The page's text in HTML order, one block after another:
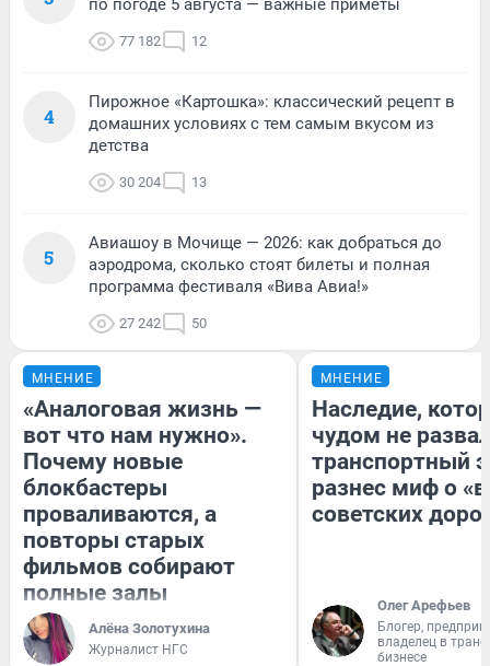
по погоде 5 августа — важные приметы
77 182 12
4
Пирожное «Картошка»: классический рецепт в
домашних условиях с тем самым вкусом из
детства
30 204 13
5
Авиашоу в Мочище — 2026: как добраться до
аэродрома, сколько стоят билеты и полная
программа фестиваля «Вива Авиа!»
27 242 50
МНЕНИЕ
«Аналоговая жизнь —
вот что нам нужно».
Почему новые
блокбастеры
проваливаются, а
повторы старых
фильмов собирают
полные залы
Алёна Золотухина
Журналист НГС
МНЕНИЕ
Наследие,
чудом не
транспортный
разнес миф о
советских
Олег Арефьев
Блогер,
владелец в
бизнесе